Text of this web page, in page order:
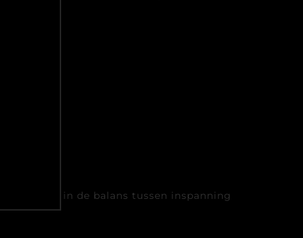
juist in de balans tussen inspanning